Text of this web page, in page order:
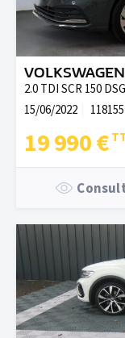
2.0 TDI SCR 150
15/06/2022
19 990 €